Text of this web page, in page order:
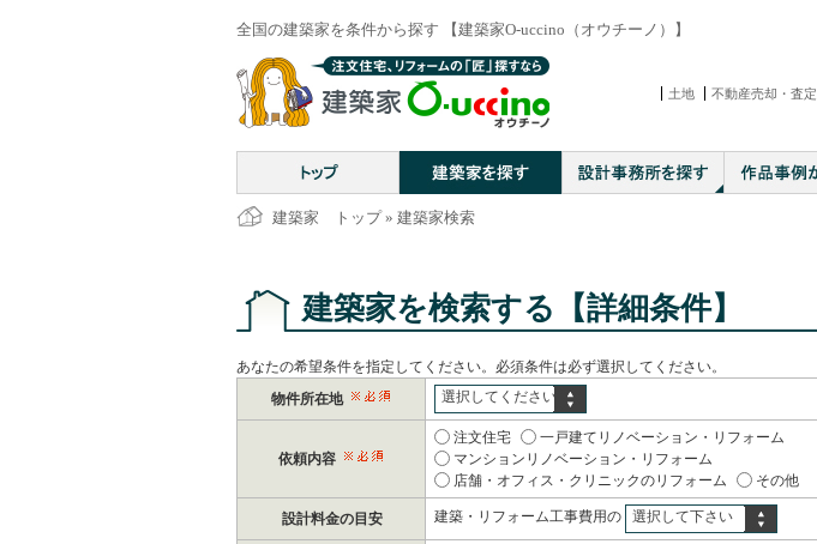
全国の建築家を条件から探す 【建築家O-uccino（オウチーノ）】
土地 不動産売却・査定
建築家 トップ» 建築家検索
建築家を検索する【詳細条件】
あなたの希望条件を指定してください。必須条件は必ず選択してください。
物件所在地
選択してください
依頼内容
注文住宅
一戸建てリノベーション・リフォーム
マンションリノベーション・リフォーム
店舗・オフィス・クリニックのリフォーム
その他
設計料金の目安 建築・リフォーム工事費用の 選択して下さい